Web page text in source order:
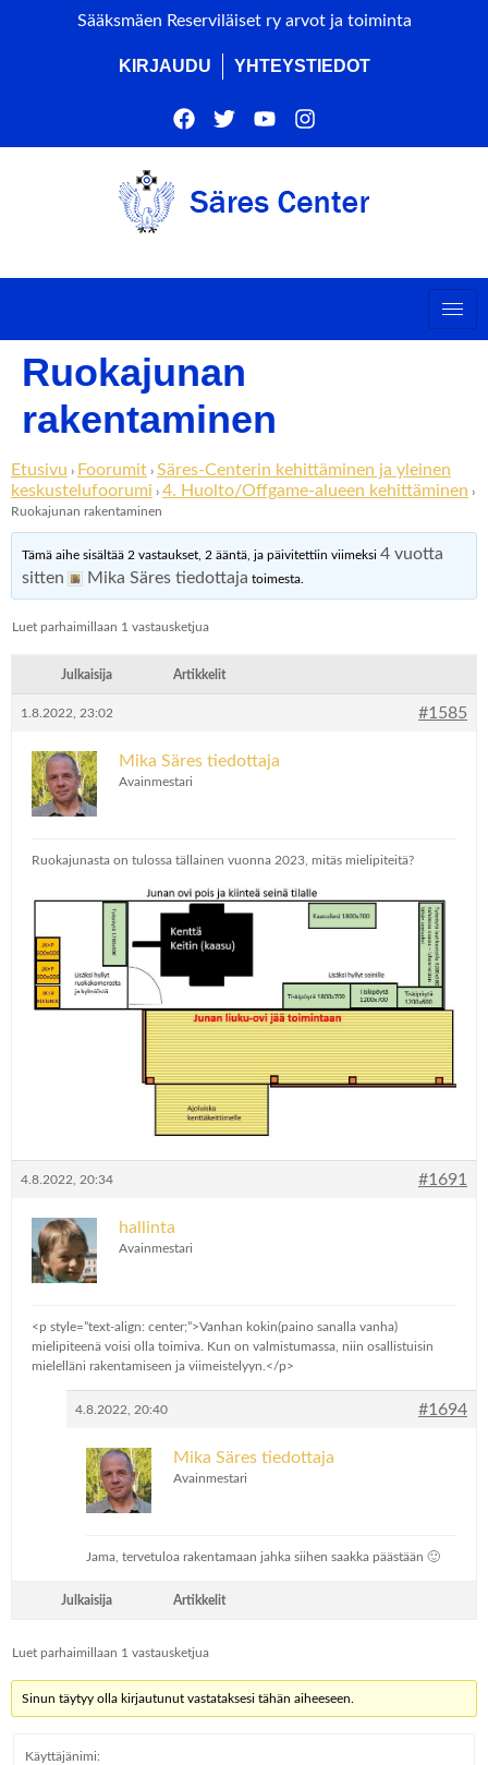
Sääksmäen Reserviläiset ry arvot ja toiminta
KIRJAUDU YHTEYSTIEDOT
Ruokajunan
rakentaminen
Etusivu › Foorumit › Säres-Centerin kehittäminen ja yleinen
keskustelufoorumi › 4. Huolto/Offgame-alueen kehittäminen ›
Ruokajunan rakentaminen
Tämä aihe sisältää 2 vastaukset, 2 ääntä, ja päivitettiin viimeksi4 vuotta
sitten
Mika Säres tiedottaja toimesta.
Luet parhaimillaan 1 vastausketjua
Julkaisija Artikkelit
1.8.2022, 23:02 #1585
Mika Säres tiedottaja
Avainmestari
Ruokajunasta on tulossa tällainen vuonna 2023, mitäs mielipiteitä?
4.8.2022, 20:34 #1691
hallinta
Avainmestari
<p style=”text-align: center;”>Vanhan kokin(paino sanalla vanha)
mielipiteenä voisi olla toimiva. Kun on valmistumassa, niin osallistuisin
mielelläni rakentamiseen ja viimeistelyyn.</p>
4.8.2022, 20:40 #1694
Mika Säres tiedottaja
Avainmestari
Jama, tervetuloa rakentamaan jahka siihen saakka päästään 🙂
Julkaisija Artikkelit
Luet parhaimillaan 1 vastausketjua
Sinun täytyy olla kirjautunut vastataksesi tähän aiheeseen.
Käyttäjänimi: